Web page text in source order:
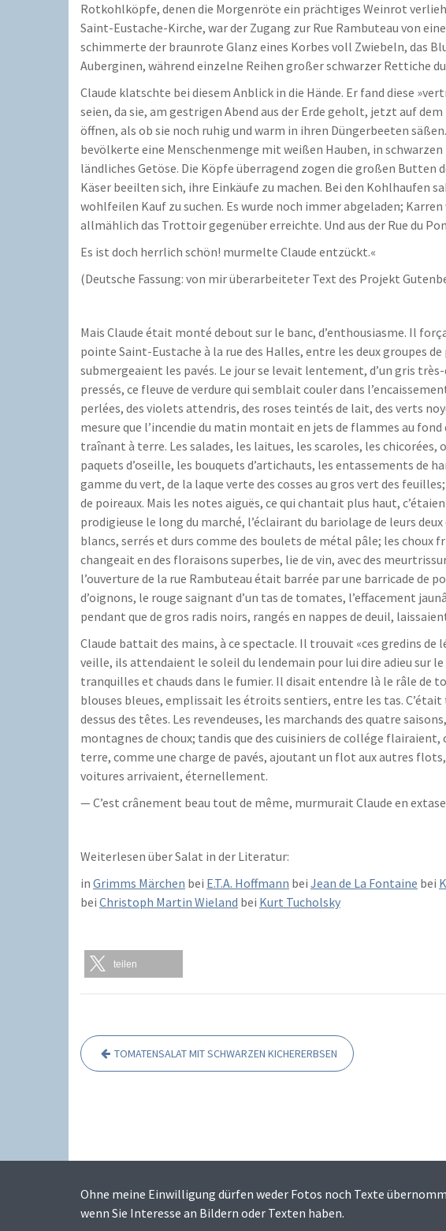
Rotkohlköpfe, denen die Morgenröte ein prächtiges Weinrot
Saint-Eustache-Kirche, war der Zugang zur Rue Rambuteau von
schimmerte der braunrote Glanz eines Korbes voll Zwiebeln, das
Auberginen, während einzelne Reihen großer schwarzer Rettiche
Claude klatschte bei diesem Anblick in die Hände. Er fand diese
seien, da sie, am gestrigen Abend aus der Erde geholt, jetzt auf
öffnen, als ob sie noch ruhig und warm in ihren Düngerbeeten
bevölkerte eine Menschenmenge mit weißen Hauben, in
ländliches Getöse. Die Köpfe überragend zogen die großen Butten
Käser beeilten sich, ihre Einkäufe zu machen. Bei den Kohlhaufen
wohlfeilen Kauf zu suchen. Es wurde noch immer abgeladen;
allmählich das Trottoir gegenüber erreichte. Und aus der Rue du
Es ist doch herrlich schön! murmelte Claude entzückt.«
(Deutsche Fassung: von mir überarbeiteter Text des Projekt
Mais Claude était monté debout sur le banc, d’enthousiasme. Il
pointe Saint-Eustache à la rue des Halles, entre les deux groupes
submergeaient les pavés. Le jour se levait lentement, d’un gris
pressés, ce fleuve de verdure qui semblait couler dans
perlées, des violets attendris, des roses teintés de lait, des verts
mesure que l’incendie du matin montait en jets de flammes au
traînant à terre. Les salades, les laitues, les scaroles, les
paquets d’oseille, les bouquets d’artichauts, les entassements de
gamme du vert, de la laque verte des cosses au gros vert des
de poireaux. Mais les notes aiguës, ce qui chantait plus haut,
prodigieuse le long du marché, l’éclairant du bariolage de leurs
blancs, serrés et durs comme des boulets de métal pâle; les choux
changeait en des floraisons superbes, lie de vin, avec des
l’ouverture de la rue Rambuteau était barrée par une barricade de
d’oignons, le rouge saignant d’un tas de tomates, l’effacement
pendant que de gros radis noirs, rangés en nappes de deuil,
Claude battait des mains, à ce spectacle. Il trouvait «ces gredins
veille, ils attendaient le soleil du lendemain pour lui dire adieu sur
tranquilles et chauds dans le fumier. Il disait entendre là le râle de
blouses bleues, emplissait les étroits sentiers, entre les tas.
dessus des têtes. Les revendeuses, les marchands des quatre
montagnes de choux; tandis que des cuisiniers de collége
terre, comme une charge de pavés, ajoutant un flot aux autres
voitures arrivaient, éternellement.
— C’est crânement beau tout de même, murmurait Claude en
Weiterlesen über Salat in der Literatur:
in Grimms Märchen bei E.T.A. Hoffmann bei Jean de La Fontaine bei
bei Christoph Martin Wieland bei Kurt Tucholsky
teilen
B
r
g
TOMATENSALAT MIT SCHWARZEN KICHERERBSEN
Ohne meine Einwilligung dürfen weder Fotos noch Texte
wenn Sie Interesse an Bildern oder Texten haben.